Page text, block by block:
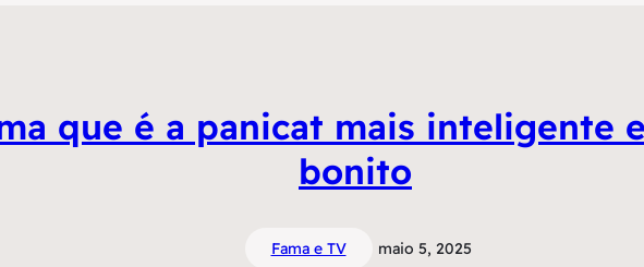
que é a panicat mais inteligente
bonito
Fama e TV maio 5, 2025